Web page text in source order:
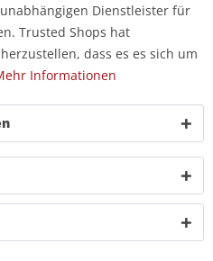
Dienstleister für
Trusted Shops hat
dass es es sich um
Informationen